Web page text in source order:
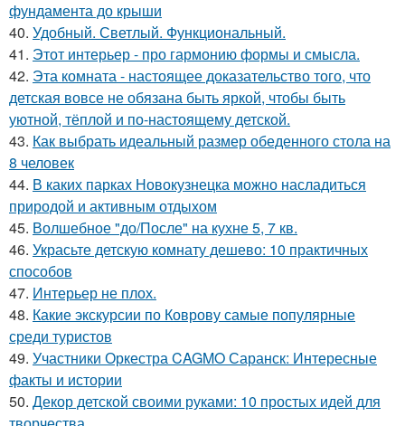
фундамента до крыши
40. Удобный. Светлый. Функциональный.
41. Этот интерьер - про гармонию формы и смысла.
42. Эта комната - настоящее доказательство того, что
детская вовсе не обязана быть яркой, чтобы быть
уютной, тёплой и по-настоящему детской.
43. Как выбрать идеальный размер обеденного стола на
8 человек
44. В каких парках Новокузнецка можно насладиться
природой и активным отдыхом
45. Волшебное "до/После" на кухне 5, 7 кв.
46. Украсьте детскую комнату дешево: 10 практичных
способов
47. Интерьер не плох.
48. Какие экскурсии по Коврову самые популярные
среди туристов
49. Участники Оркестра CAGMO Саранск: Интересные
факты и истории
50. Декор детской своими руками: 10 простых идей для